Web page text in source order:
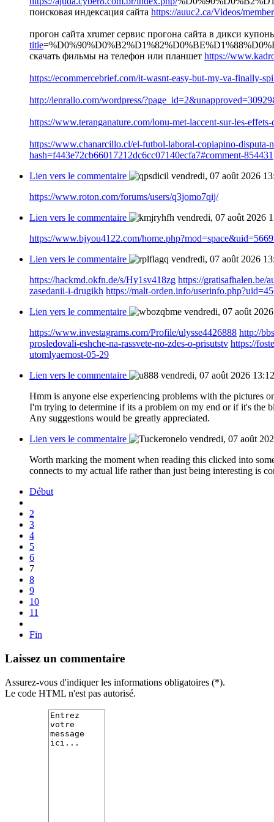
поисковая индексация сайта https://auuc2.ca/Videos/
прогон сайта xrumer сервис прогона сайта в дикси
title
скачать фильмы на телефон или планшет https://
https://ecommercebrief.com/it-wasnt-easy-but-my-va-finally-
http://lenrallo.com/wordpress/
https://www.teranganature.com/lonu-met-laccent-sur-les-
https://www.chanarcillo.cl/el-futbol-laboral-copiapino-disputa-
hash=f443e72cb66017212dc6cc07140ecfa7#comment-854431
Lien vers le commentaire
vendredi, 07 août 2026
https://www.roton.com/forums/users/q3jomo7qij/
Lien vers le commentaire
vendredi, 07 août 2026
https://www.bjyou4122.com/
Lien vers le commentaire
vendredi, 07 août 2026
https://hackmd.okfn.de/s/Hy1sv418zg https://gratisafhalen.be/
zasedanii-i-drugikh https://malt-orden.info/
Lien vers le commentaire
vendredi, 07 août
https://www.investagrams.com/Profile/ulysse4426888 http://
prosledovali-eshche-na-rassvete-no-zdes-o-prisutstv https://
utomlyaemost-05-29
Lien vers le commentaire
vendredi, 07 août 2026 13:12
Hmm is anyone else experiencing problems with the pictures
I'm trying to determine if its a problem on my end or if it's the
Any suggestions would be greatly appreciated.
Lien vers le commentaire
vendredi, 07 août
Worth marking the moment when reading this clicked into
connects to my actual life rather than just being interesting is
Début
2
3
4
5
6
7
8
9
10
11
Fin
Laissez un commentaire
Assurez-vous d'indiquer les informations obligatoires (*).
Le code HTML n'est pas autorisé.